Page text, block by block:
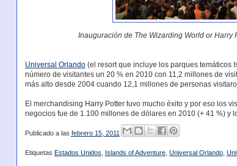
Inauguración de The Wizarding World or Harry
Universal Orlando(el resort que incluye los parques temáticos
número de visitantes un 20 % en 2010 con 11,2 millones de
más alto desde 2004 cuando 12,1 millones de personas
El merchandising Harry Potter tuvo mucho éxito y por eso los
negocios fue de 1.100 millones de dólares en 2010 (+ 41 %) y
Publicado a las febrero 15, 2011
Etiquetas Estados Unidos Islands of Adventure, Universal Orlando,